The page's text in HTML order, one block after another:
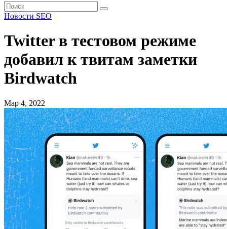
Новости SEO
Twitter в тестовом режиме
добавил к твитам заметки
Birdwatch
Мар 4, 2022